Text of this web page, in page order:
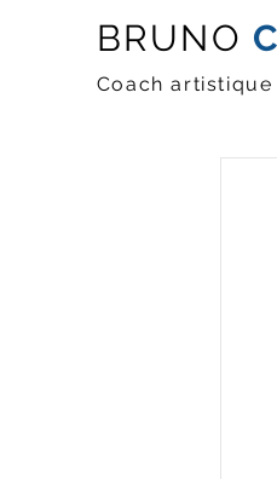
BRUNO
Coach artistique